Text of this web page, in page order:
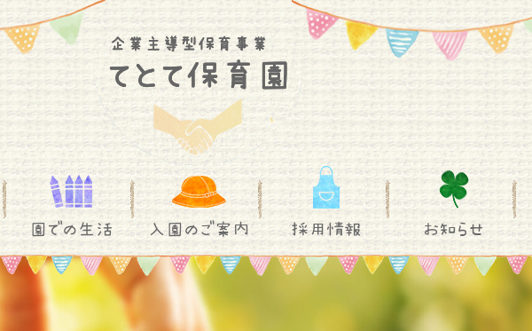
園での生活 入園のご案内 採用情報 お知らせ